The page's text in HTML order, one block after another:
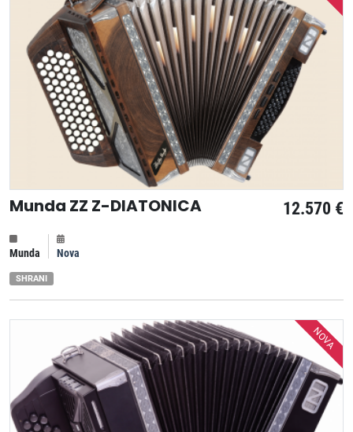
12.570 €
Munda ZZ Z-DIATONICA
Munda Nova
SHRANI
NOVA